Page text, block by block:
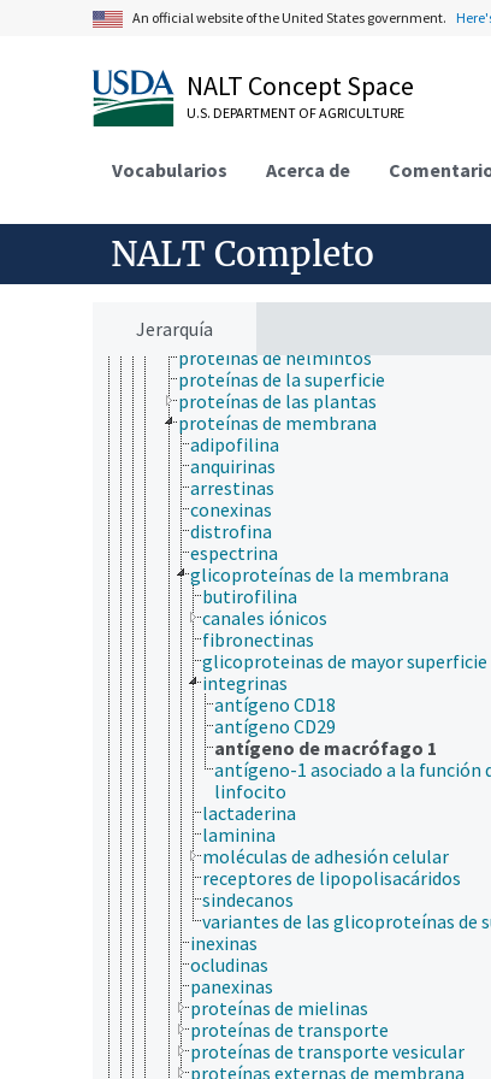
An official website of the United States government.
NALT Concept Space
U.S. DEPARTMENT OF AGRICULTURE
Vocabularios Acerca de
NALT Completo
Jerarquía
productos proteínicos
proteínas angiogénicas
proteínas anticongelantes
proteínas antimicrobianas
proteínas asociadas a CRISPR
proteínas azufradas
proteínas BTB-Kelch
proteínas conjugadas
proteínas contráctiles
proteínas cristalinas
proteínas de algas
proteínas de andamiaje
proteínas de helmintos
proteínas de la superficie
proteínas de las plantas
proteínas de membrana
adipofilina
anquirinas
arrestinas
conexinas
distrofina
espectrina
glicoproteínas de la membrana
butirofilina
canales iónicos
fibronectinas
glicoproteinas de mayor superficie
integrinas
antígeno CD18
antígeno CD29
antígeno de macrófago 1
antígeno-1 asociado a la función
linfocito
lactaderina
laminina
moléculas de adhesión celular
receptores de lipopolisacáridos
sindecanos
variantes de las glicoproteínas de
inexinas
ocludinas
panexinas
proteínas de mielinas
proteínas de transporte
proteínas de transporte vesicular
proteínas externas de membrana